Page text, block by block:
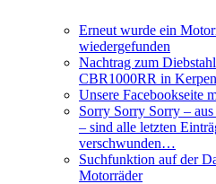
Erneut wurde ein
wiedergefunden
Nachtrag zum
CBR1000RR in Kerpen
Unsere Facebookseite
Sorry Sorry Sorry –
– sind alle letzten
verschwunden…
Suchfunktion auf der
Motorräder